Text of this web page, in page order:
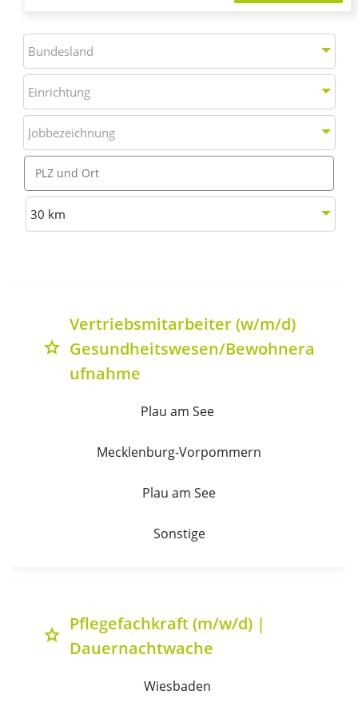
Bundesland
Bundesland
Einrichtung
Einrichtung
Jobbezeichnung
Jobbezeichnung
Ort
Entfernung wählen
30 km
grade
Vertriebsmitarbeiter (w/m/d)
Gesundheitswesen/Bewohnera
ufnahme
Plau am See
Mecklenburg-Vorpommern
Plau am See
Sonstige
grade
Pflegefachkraft (m/w/d) |
Dauernachtwache
Wiesbaden